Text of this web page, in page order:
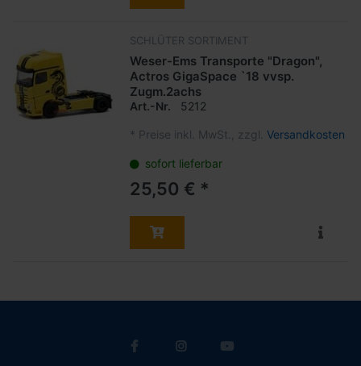
SCHLÜTER SORTIMENT
Weser-Ems Transporte "Dragon",
Actros GigaSpace `18 vvsp.
Zugm.2achs
Art.-Nr. 5212
* Preise inkl. MwSt., zzgl. Versandkosten
sofort lieferbar
25,50 € *